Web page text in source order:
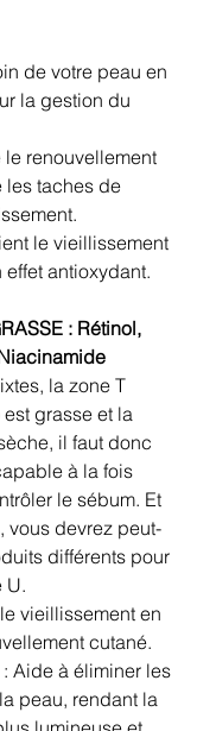
de votre peau en
la gestion du
renouvellement
les taches de
le vieillissement
antioxydant.
: Rétinol,
la zone T
grasse et la
il faut donc
à la fois
le sébum. Et
vous devrez peut-
différents pour
U.
vieillissement en
cutané.
Aide à éliminer les
peau, rendant la